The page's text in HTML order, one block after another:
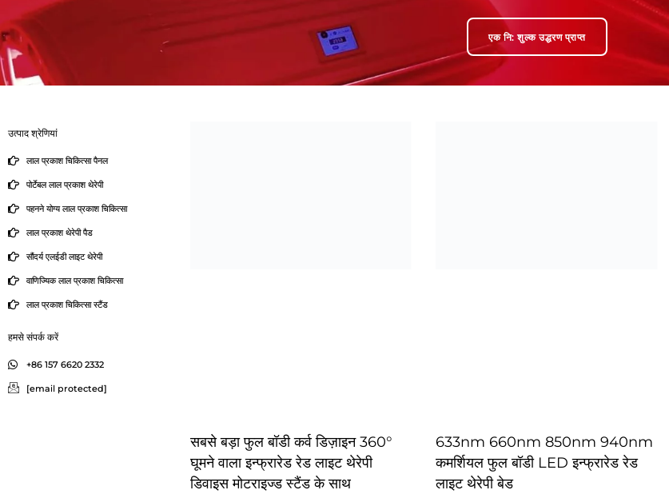
एक नि: शुल्क उद्धरण प्राप्त
उत्पाद श्रेणियां
लाल प्रकाश चिकित्सा पैनल
पोर्टेबल लाल प्रकाश थेरेपी
पहनने योग्य लाल प्रकाश चिकित्सा
लाल प्रकाश थेरेपी पैड
सौंदर्य एलईडी लाइट थेरेपी
वाणिज्यिक लाल प्रकाश चिकित्सा
लाल प्रकाश चिकित्सा स्टैंड
हमसे संपर्क करें
+86 157 6620 2332
[email protected]
सबसे बड़ा फुल बॉडी कर्व डिज़ाइन 360°
घूमने वाला इन्फ्रारेड रेड लाइट थेरेपी
डिवाइस मोटराइज्ड स्टैंड के साथ
633nm 660nm 850nm 940nm
कमर्शियल फुल बॉडी LED इन्फ्रारेड रेड
लाइट थेरेपी बेड